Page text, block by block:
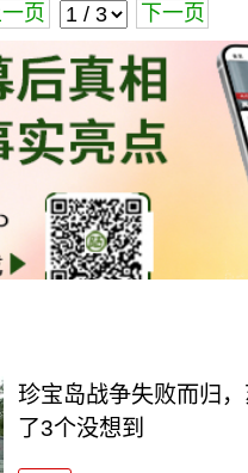
页 下一页
珍宝岛战争失败而归
了3个没想到